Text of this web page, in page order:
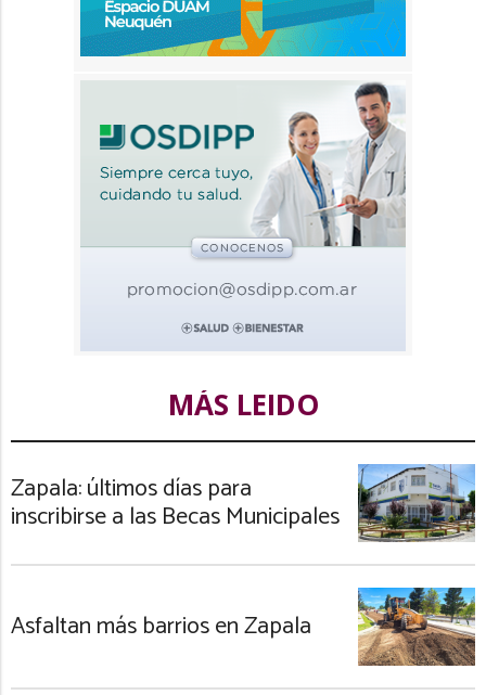
MÁS LEIDO
Zapala: últimos días para
inscribirse a las Becas Municipales
Asfaltan más barrios en Zapala